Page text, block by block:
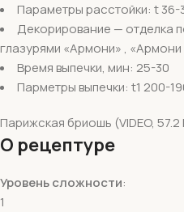
Параметры расстойки: t 36-
Декорирование — отделка
глазурями «Армони» , «Армони
Время выпечки, мин: 25-30
Парметры выпечки: t1 200-
Парижская бриошь (VIDEO, 57.2
О рецептуре
Уровень сложности:
1